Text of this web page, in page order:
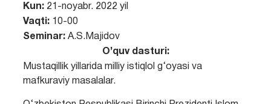
Kun: 21-noyabr. 2022 yil
Vaqti:10-00
Seminar:A.S.Majidov
O’quv dasturi:
Mustaqillik yillarida milliy istiqlol g‘oyasi va
mafkuraviy masalalar.